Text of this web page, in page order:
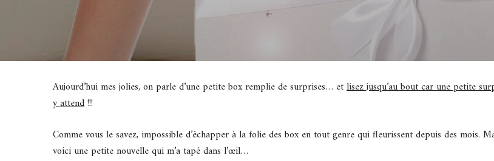
Aujourd’hui mes jolies, on parle d’une petite box remplie de surprises… etlisez jusqu’au bout car une petite
y attend!!!
Comme vous le savez, impossible d’échapper à la folie des box en tout genre qui fleurissent depuis des mois.
voici une petite nouvelle qui m’a tapé dans l’œil…